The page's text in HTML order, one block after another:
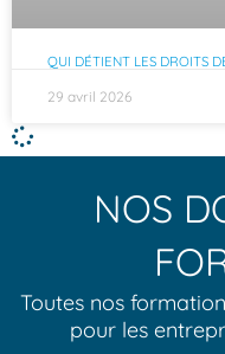
QUI DÉTIENT LES DROITS
29 avril 2026
NOS
Toutes nos
pour les